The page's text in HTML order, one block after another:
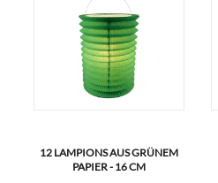
12 LAMPIONS AUS GRÜNEM
PAPIER - 16 CM